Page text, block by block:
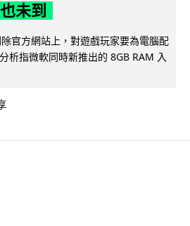
未到
官方網站上，對遊戲玩家要為電腦配
析指微軟同時新推出的 8GB RAM 入